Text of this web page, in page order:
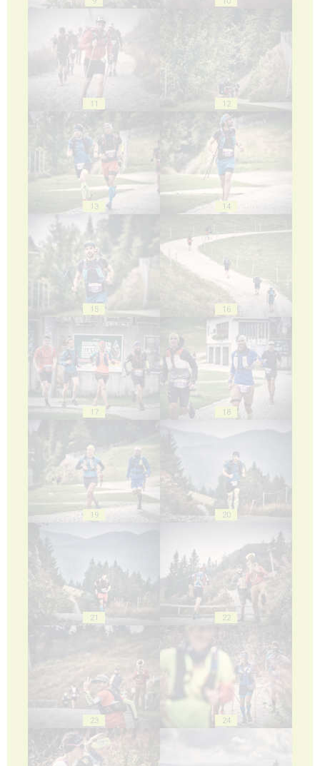
11 12
13 14
15 16
17 18
19 20
21 22
23 24